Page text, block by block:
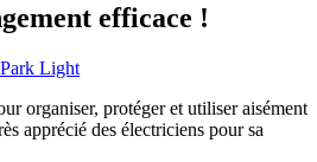
efficace !
organiser, protéger et utiliser aisément
apprécié des électriciens pour sa